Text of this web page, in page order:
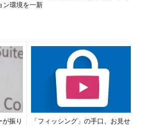
ン環境を一新
振り
「フィッシング」の手口、お見せ